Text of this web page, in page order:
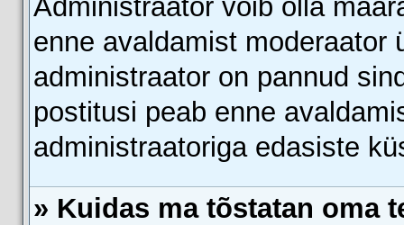
Administraator võib olla
enne avaldamist moderaator
administraator on pannud
postitusi peab enne
administraatoriga edasiste
» Kuidas ma tõstatan oma